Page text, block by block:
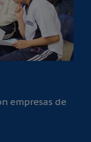
empresas de